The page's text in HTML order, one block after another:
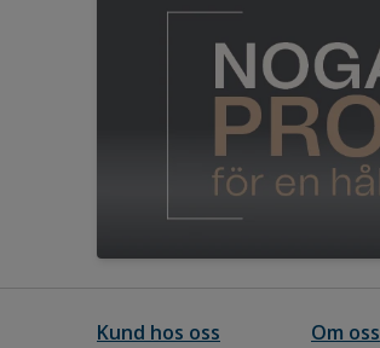
Kund hos oss Om oss